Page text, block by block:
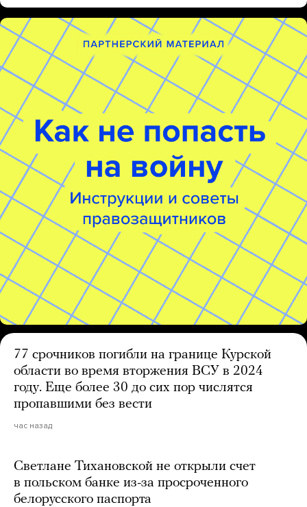
77 срочников погибли на границе Курской
области во время вторжения ВСУ в 2024
году. Еще более 30 до сих пор числятся
пропавшими без вести
час назад
Светлане Тихановской не открыли счет
в польском банке из-за просроченного
белорусского паспорта